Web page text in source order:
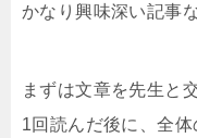
かなり興味深い記事
まずは文章を先生と
1回読んだ後に、全